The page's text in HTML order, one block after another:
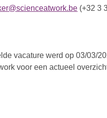
(+32 3
vacature werd op 03/03/
voor een actueel